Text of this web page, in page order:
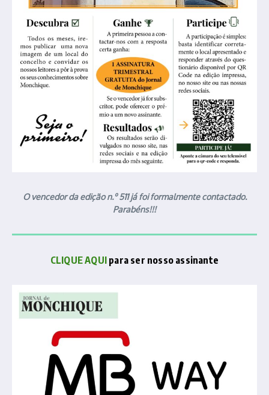
O vencedor da edição n.º 511 já foi formalmente contactado.
Parabéns!!!
CLIQUE AQUI para ser nosso assinante